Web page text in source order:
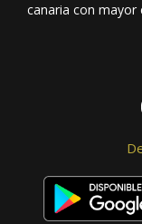
canaria con mayor